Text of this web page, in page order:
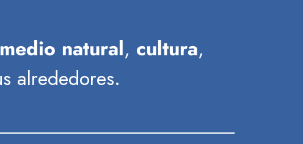
medio natural, cultura,
alrededores.